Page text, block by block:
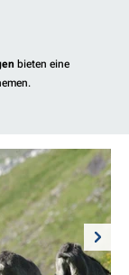
bieten eine